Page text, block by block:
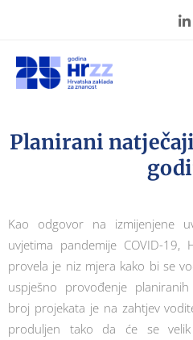
Planirani
Kao odgovor na izmijenjene
uvjetima pandemije COVID-19,
provela je niz mjera kako bi se
uspješno provođenje
broj projekata je na zahtjev
produljen tako da će se